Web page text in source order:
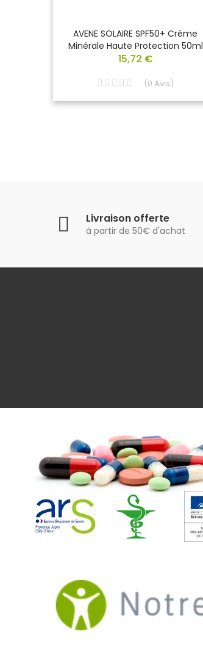
AVENE SOLAIRE SPF50+ Crème
Minérale Haute Protection 50ml
15,72 €
(0 Avis)
Livraison offerte
à partir de 50€ d'achat